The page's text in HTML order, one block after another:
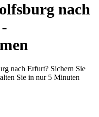
nach
nach Erfurt? Sichern Sie
Sie in nur 5 Minuten